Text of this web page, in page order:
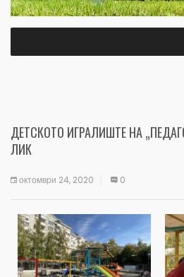
ДЕТСКОТО ИГРАЛИШТЕ НА
ЛИК
октомври 24, 2020 0